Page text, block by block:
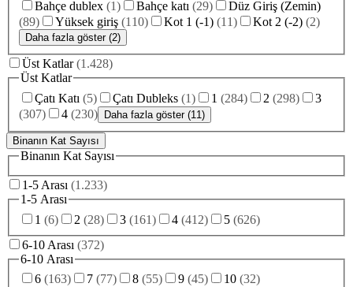
Bahçe dublex (1) Bahçe katı (29)
Düz Giriş (Zemin)
(89) Yüksek giriş (110) Kot 1 (-1) (11) Kot 2 (-2) (2)
Daha fazla göster (2)
Üst Katlar (1.428)
Üst Katlar
Çatı Katı (5) Çatı Dubleks (1) 1 (284) 2 (298)
3
(307) 4 (230) Daha fazla göster (11)
Binanın Kat Sayısı
Binanın Kat Sayısı
1-5 Arası (1.233)
1-5 Arası
1 (6) 2 (28) 3 (161) 4 (412) 5 (626)
6-10 Arası (372)
6-10 Arası
6 (163) 7 (77) 8 (55) 9 (45) 10 (32)